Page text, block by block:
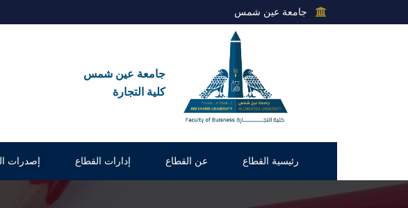
جامعة عين شمس
جامعة عين شمس
كلية التجارة
رئيسية القطاع عن القطاع إدارات القطاع إصدرات